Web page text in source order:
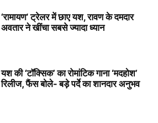
‘रामायण’ ट्रेलर में छाए यश, रावण के दमदार
अवतार ने खींचा सबसे ज्यादा ध्यान
यश की ‘टॉक्सिक’ का रोमांटिक गाना ‘मदहोश’
रिलीज, फैंस बोले- बड़े पर्दे का शानदार अनुभव